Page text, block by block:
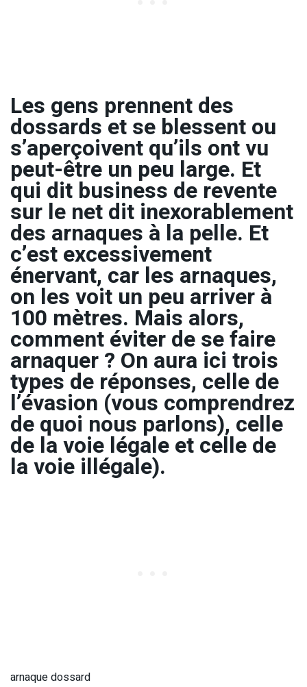
Les gens prennent des
dossards et se blessent ou
s’aperçoivent qu’ils ont vu
peut-être un peu large. Et
qui dit business de revente
sur le net dit inexorablement
des arnaques à la pelle. Et
c’est excessivement
énervant, car les arnaques,
on les voit un peu arriver à
100 mètres. Mais alors,
comment éviter de se faire
arnaquer ? On aura ici trois
types de réponses, celle de
l’évasion (vous comprendrez
de quoi nous parlons), celle
de la voie légale et celle de
la voie illégale).
arnaque dossard